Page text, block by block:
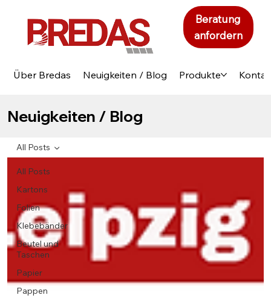
Über Bredas Neuigkeiten / Blog Produkte
Beratung
anfordern
Neuigkeiten / Blog
All Posts
Kartons
Folien
Klebebänder
Beutel und
Taschen
Papier
Pappen
All Posts